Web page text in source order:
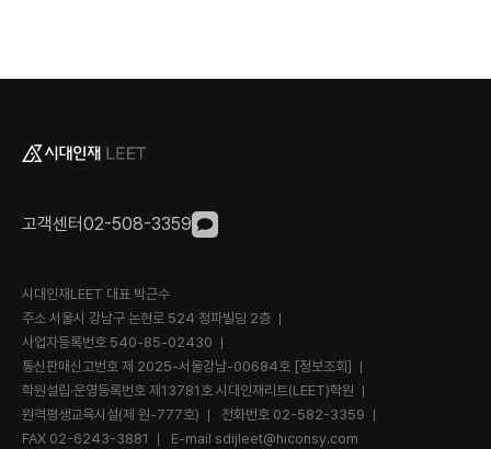
고객센터02-508-3359
시대인재LEET 대표 박근수
주소 서울시 강남구 논현로 524 청파빌딩 2층
사업자등록번호 540-85-02430
통신판매신고번호 제 2025-서울강남-00684호 [정보조회]
학원설립·운영등록번호 제13781호 시대인재리트(LEET)학원
원격평생교육시설(제 원-777호)
전화번호 02-582-3359
FAX 02-6243-3881
E-mail sdijleet@hiconsy.com